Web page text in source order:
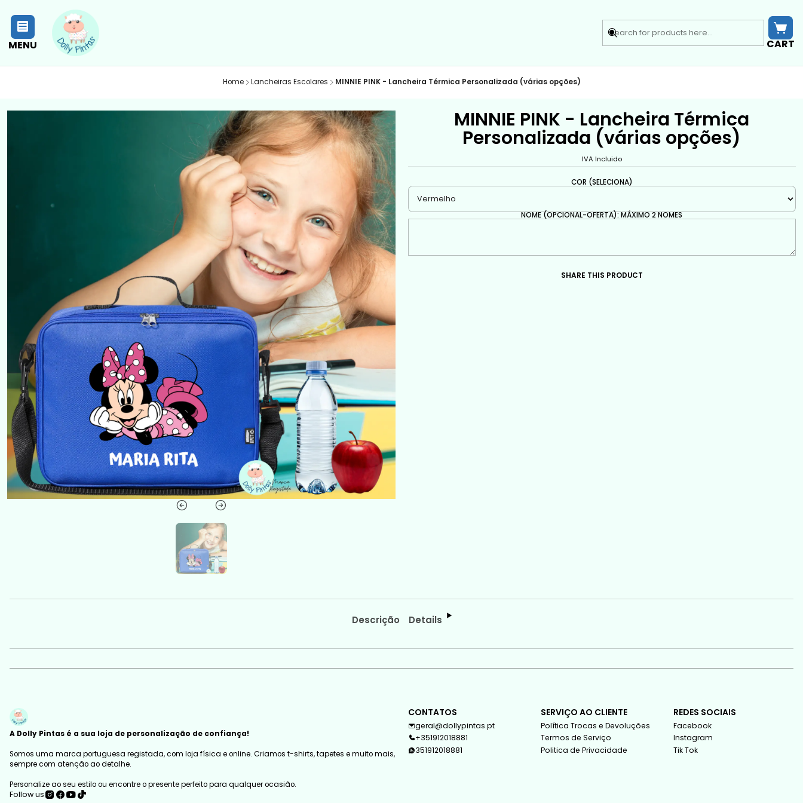
MENU CART
Home Lancheiras Escolares MINNIE PINK - Lancheira Térmica Personalizada (várias opções)
MINNIE PINK - Lancheira Térmica
Personalizada (várias opções)
IVA Incluido
COR (SELECIONA)
NOME (OPCIONAL-OFERTA): MÁXIMO 2 NOMES
SHARE THIS PRODUCT
Descrição Details
A Dolly Pintas é a sua loja de personalização de confiança!
Somos uma marca portuguesa registada, com loja física e online. Criamos t-shirts, tapetes e muito mais,
sempre com atenção ao detalhe.
Personalize ao seu estilo ou encontre o presente perfeito para qualquer ocasião.
Follow us
CONTATOS
geral@dollypintas.pt
+351912018881
351912018881
SERVIÇO AO CLIENTE
Política Trocas e Devoluções
Termos de Serviço
Politica de Privacidade
REDES SOCIAIS
Facebook
Instagram
Tik Tok